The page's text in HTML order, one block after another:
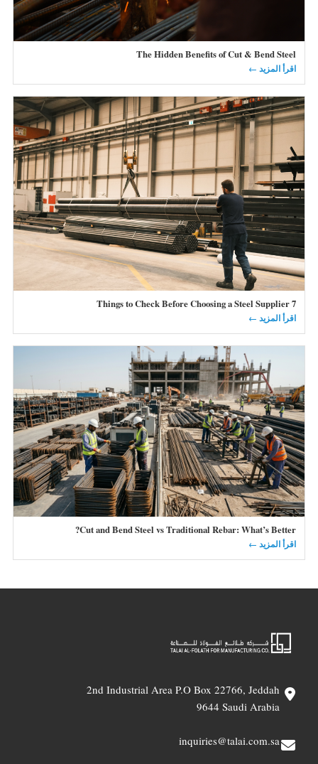
The Hidden Benefits of Cut & Bend Steel
اقرأ المزيد ←
7 Things to Check Before Choosing a Steel Supplier
اقرأ المزيد ←
Cut and Bend Steel vs Traditional Rebar: What’s Better?
اقرأ المزيد ←
2nd Industrial Area P.O Box 22766, Jeddah
9644 Saudi Arabia
inquiries@talai.com.sa